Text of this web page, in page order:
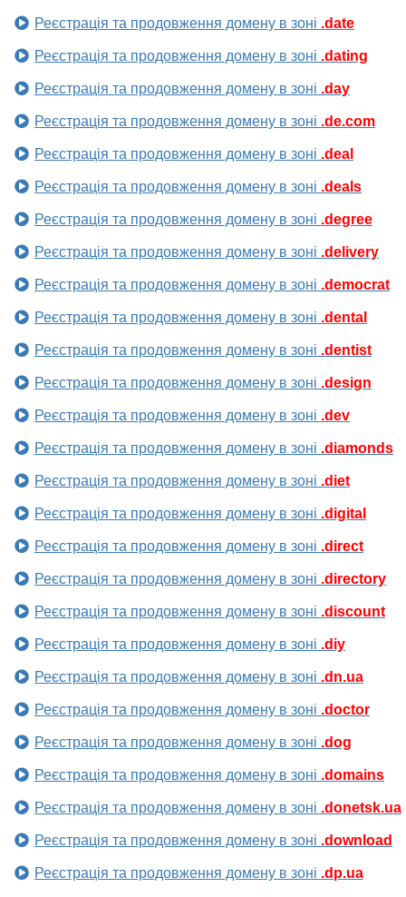
Реєстрація та продовження домену в зоні .date
Реєстрація та продовження домену в зоні .dating
Реєстрація та продовження домену в зоні .day
Реєстрація та продовження домену в зоні .de.com
Реєстрація та продовження домену в зоні .deal
Реєстрація та продовження домену в зоні .deals
Реєстрація та продовження домену в зоні .degree
Реєстрація та продовження домену в зоні .delivery
Реєстрація та продовження домену в зоні .democrat
Реєстрація та продовження домену в зоні .dental
Реєстрація та продовження домену в зоні .dentist
Реєстрація та продовження домену в зоні .design
Реєстрація та продовження домену в зоні .dev
Реєстрація та продовження домену в зоні .diamonds
Реєстрація та продовження домену в зоні .diet
Реєстрація та продовження домену в зоні .digital
Реєстрація та продовження домену в зоні .direct
Реєстрація та продовження домену в зоні .directory
Реєстрація та продовження домену в зоні .discount
Реєстрація та продовження домену в зоні .diy
Реєстрація та продовження домену в зоні .dn.ua
Реєстрація та продовження домену в зоні .doctor
Реєстрація та продовження домену в зоні .dog
Реєстрація та продовження домену в зоні .domains
Реєстрація та продовження домену в зоні .donetsk.ua
Реєстрація та продовження домену в зоні .download
Реєстрація та продовження домену в зоні .dp.ua